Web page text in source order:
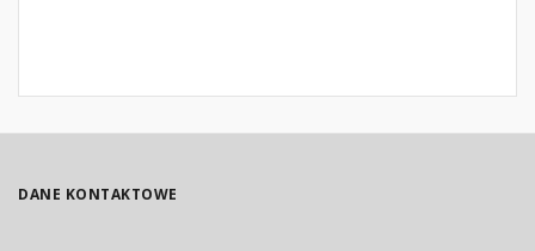
DANE KONTAKTOWE